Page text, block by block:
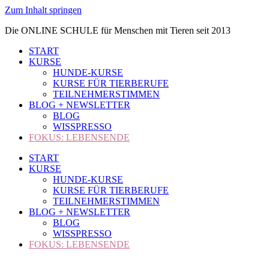
Zum Inhalt springen
Die ONLINE SCHULE für Menschen mit Tieren seit 2013
START
KURSE
HUNDE-KURSE
KURSE FÜR TIERBERUFE
TEILNEHMERSTIMMEN
BLOG + NEWSLETTER
BLOG
WISSPRESSO
FOKUS: LEBENSENDE
START
KURSE
HUNDE-KURSE
KURSE FÜR TIERBERUFE
TEILNEHMERSTIMMEN
BLOG + NEWSLETTER
BLOG
WISSPRESSO
FOKUS: LEBENSENDE